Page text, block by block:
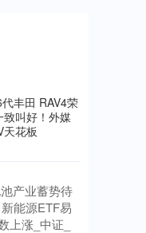
丰田 RAV4荣
致叫好！外媒
天花板
产业蓄势待
能源ETF易
上涨_中证_